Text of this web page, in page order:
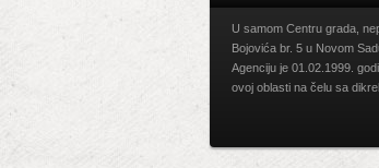
U samom Centru grada,
Bojovića br. 5 u Novom
Agenciju je 01.02.1999.
ovoj oblasti na čelu sa